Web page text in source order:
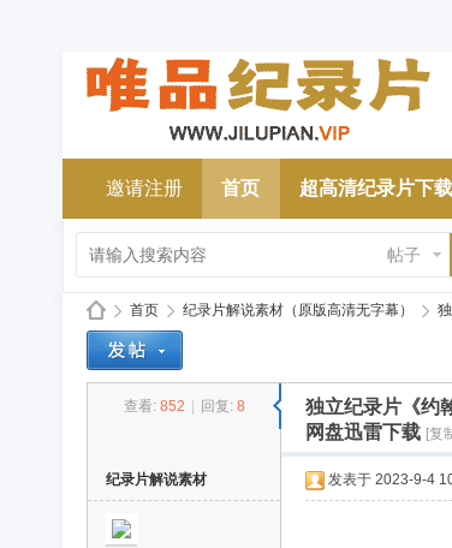
邀请注册 首页 超高清纪录片下载
帖子
首页
›
纪录片解说素材（原版高清无字幕）
›
查看: 852 回复: 8
独立纪录片《约
网盘迅雷下载 [复
纪录片解说素材 发表于 2023-9-4